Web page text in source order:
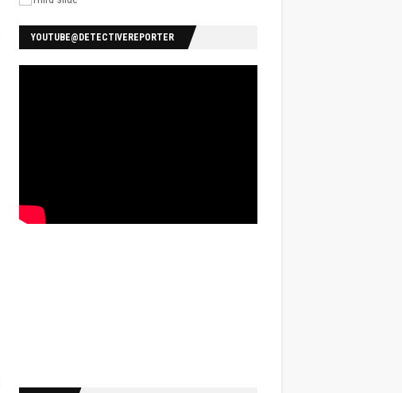
YOUTUBE@DETECTIVEREPORTER